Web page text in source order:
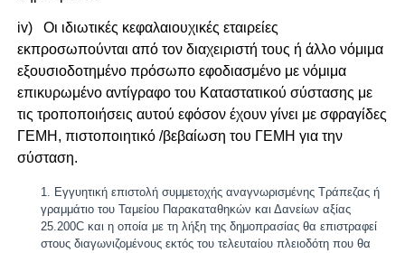
iv) Οι ιδιωτικές κεφαλαιουχικές εταιρείες
εκπροσωπούνται από τον διαχειριστή τους ή άλλο νόμιμα
εξουσιοδοτημένο πρόσωπο εφοδιασμένο με νόμιμα
επικυρωμένο αντίγραφο του Καταστατικού σύστασης με
τις τροποποιήσεις αυτού εφόσον έχουν γίνει με σφραγίδες
ΓΕΜΗ, πιστοποιητικό /βεβαίωση του ΓΕΜΗ για την
σύσταση.
Εγγυητική επιστολή συμμετοχής αναγνωρισμένης Τράπεζας ή
γραμμάτιο του Ταμείου Παρακαταθηκών και Δανείων αξίας
25.200C και η οποία με τη λήξη της δημοπρασίας θα επιστραφεί
στους διαγωνιζομένους εκτός του τελευταίου πλειοδότη που θα